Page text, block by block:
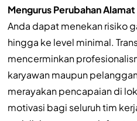
Mengurus Perubahan
Anda dapat menekan risiko
hingga ke level minimal.
mencerminkan
karyawan maupun
merayakan pencapaian di
motivasi bagi seluruh tim